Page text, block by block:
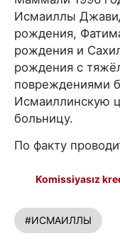
Исмаиллы
рождения,
рождения и
рождения с
повреждениями
Исмаиллинскую
больницу.
По факту
Komissiyasız
#ИСМАИЛЛЫ